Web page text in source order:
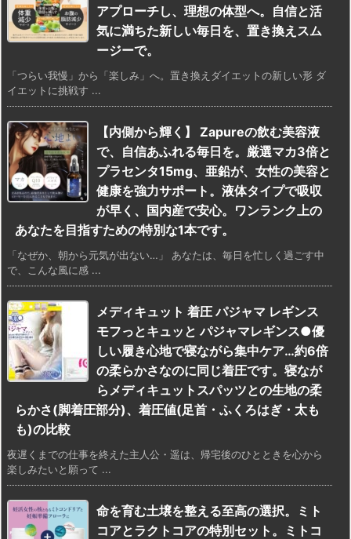
アプローチし、理想の体型へ。自信と活
気に満ちた新しい毎日を、置き換えスム
ージーで。
「つらい我慢」から「楽しみ」へ。置き換えダイエットの新しい形 ダ
イエットに挑戦す ...
【内側から輝く】 Zapureの飲む美容液
で、自信あふれる毎日を。厳選マカ3倍と
プラセンタ15mg、亜鉛が、女性の美容と
健康を強力サポート。液体タイプで吸収
が早く、国内産で安心。ワンランク上の
あなたを目指すための特別な1本です。
「なぜか、朝から元気が出ない…」 あなたは、毎日を忙しく過ごす中
で、こんな風に感 ...
メディキュット 着圧 パジャマ レギンス
モフっとキュッと パジャマレギンス●優
しい履き心地で寝ながら集中ケア…約6倍
の柔らかさなのに同じ着圧です。寝なが
らメディキュットスパッツとの生地の柔
らかさ(脚着圧部分)、着圧値(足首・ふくろはぎ・太も
も)の比較
夜遅くまでの仕事を終えた主人公・遥は、帰宅後のひとときを心から
楽しみたいと願って ...
命を育む土壌を整える至高の選択。ミト
コアとラクトコアの特別セット。ミトコ